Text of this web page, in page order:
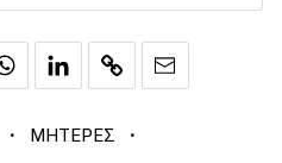
· ΜΗΤΕΡΕΣ ·